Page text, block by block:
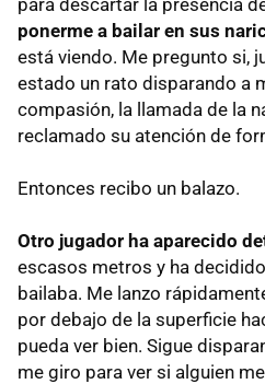
ponerme a bailar en sus
está viendo. Me pregunto si,
estado un rato disparando a
compasión, la llamada de la
reclamado su atención de
Entonces recibo un balazo.
Otro jugador ha aparecido
escasos metros y ha
bailaba. Me lanzo
por debajo de la superficie
pueda ver bien. Sigue
me giro para ver si alguien